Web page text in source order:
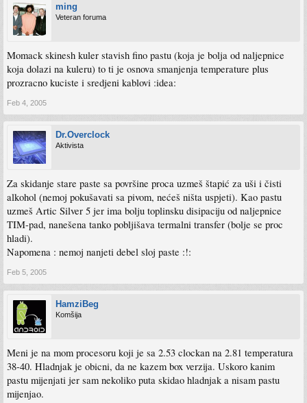
ming
Veteran foruma
Momack skinesh kuler stavish fino pastu (koja je bolja od naljepnice
koja dolazi na kuleru) to ti je osnova smanjenja temperature plus
prozracno kuciste i sredjeni kablovi :idea:
Feb 4, 2005
Dr.Overclock
Aktivista
Za skidanje stare paste sa površine proca uzmeš štapić za uši i čisti
alkohol (nemoj pokušavati sa pivom, nećeš ništa uspjeti). Kao pastu
uzmeš Artic Silver 5 jer ima bolju toplinsku disipaciju od naljepnice
TIM-pad, nanešena tanko pobljišava termalni transfer (bolje se proc
hladi).
Napomena : nemoj nanjeti debel sloj paste :!:
Feb 5, 2005
HamziBeg
Komšija
Meni je na mom procesoru koji je sa 2.53 clockan na 2.81 temperatura
38-40. Hladnjak je obicni, da ne kazem box verzija. Uskoro kanim
pastu mijenjati jer sam nekoliko puta skidao hladnjak a nisam pastu
mijenjao.